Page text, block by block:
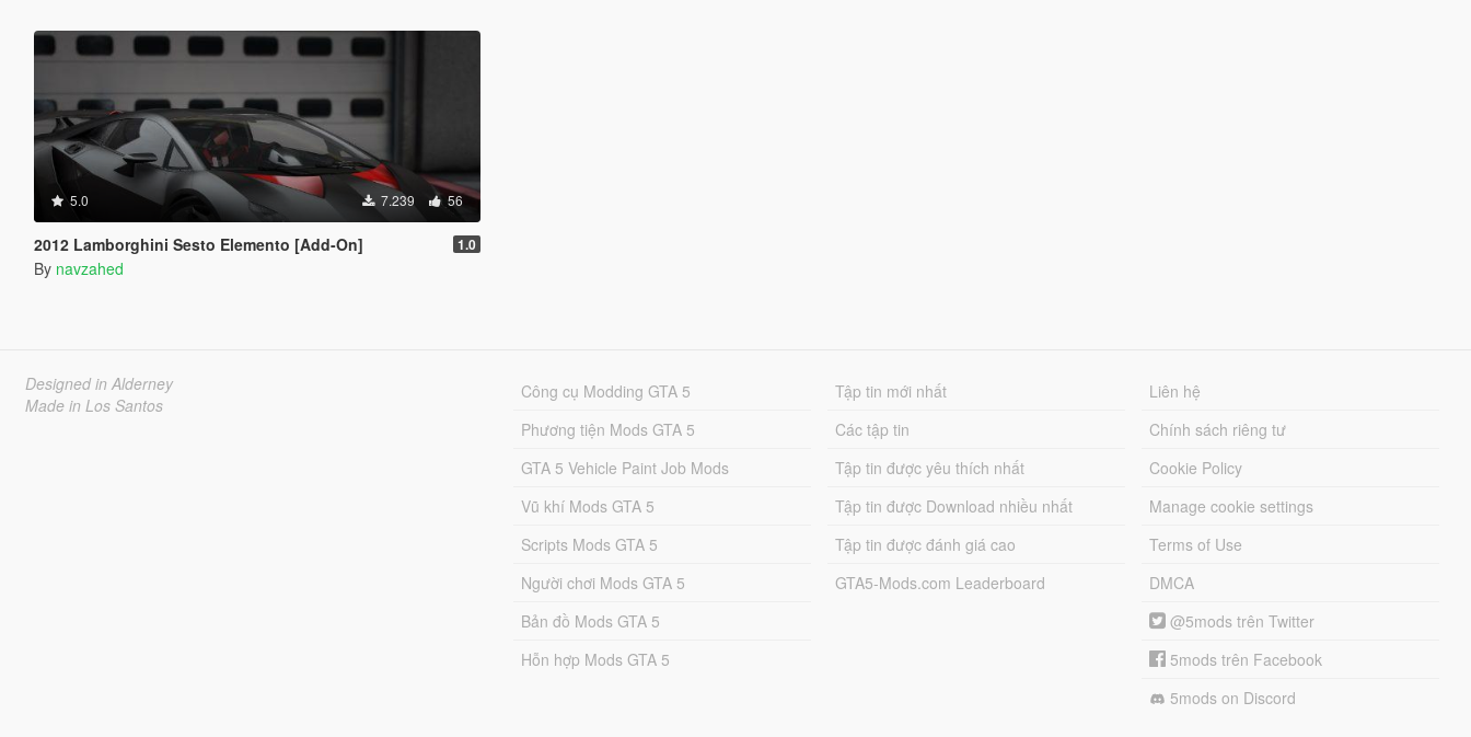
5.0 7.239 56
2012 Lamborghini Sesto Elemento [Add-On] 1.0
By navzahed
Designed in Alderney
Made in Los Santos
Công cụ Modding GTA 5
Phương tiện Mods GTA 5
GTA 5 Vehicle Paint Job Mods
Vũ khí Mods GTA 5
Scripts Mods GTA 5
Người chơi Mods GTA 5
Bản đồ Mods GTA 5
Hỗn hợp Mods GTA 5
Tập tin mới nhất
Các tập tin
Tập tin được yêu thích nhất
Tập tin được Download nhiều nhất
Tập tin được đánh giá cao
GTA5-Mods.com Leaderboard
Liên hệ
Chính sách riêng tư
Cookie Policy
Manage cookie settings
Terms of Use
DMCA
@5mods trên Twitter
5mods trên Facebook
5mods on Discord